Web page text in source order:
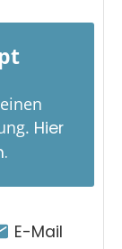
Hier
E-Mail